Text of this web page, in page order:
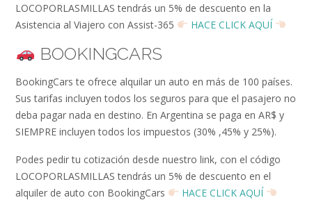
LOCOPORLASMILLAS tendrás un 5% de descuento en la
Asistencia al Viajero con Assist-365
HACE CLICK AQUÍ
BOOKINGCARS
BookingCars te ofrece alquilar un auto en más de 100 países.
Sus tarifas incluyen todos los seguros para que el pasajero no
deba pagar nada en destino. En Argentina se paga en AR$ y
SIEMPRE incluyen todos los impuestos (30% ,45% y 25%).
Podes pedir tu cotización desde nuestro link, con el código
LOCOPORLASMILLAS tendrás un 5% de descuento en el
alquiler de auto con BookingCars
HACE CLICK AQUÍ